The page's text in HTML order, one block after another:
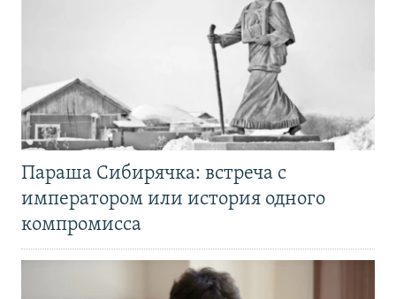
Параша Сибирячка: встреча с
императором или история одного
компромисса